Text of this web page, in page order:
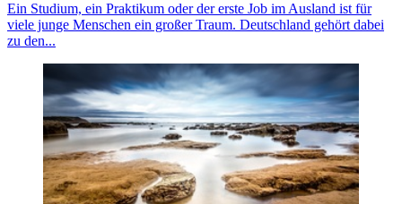
Ein Studium, ein Praktikum oder der erste Job im Ausland ist für
viele junge Menschen ein großer Traum. Deutschland gehört dabei
zu den...